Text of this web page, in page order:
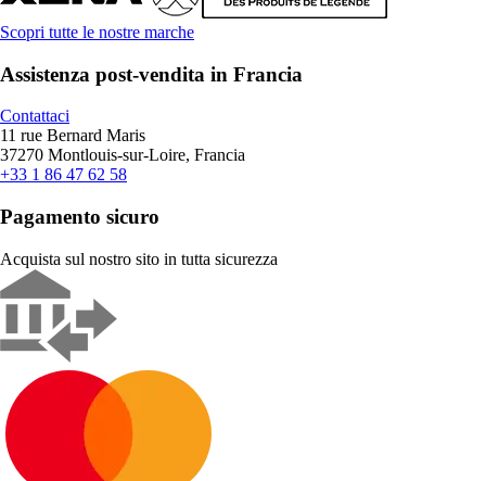
Scopri tutte le nostre marche
Assistenza post-vendita in Francia
Contattaci
11 rue Bernard Maris
37270 Montlouis-sur-Loire, Francia
+33 1 86 47 62 58
Pagamento sicuro
Acquista sul nostro sito in tutta sicurezza